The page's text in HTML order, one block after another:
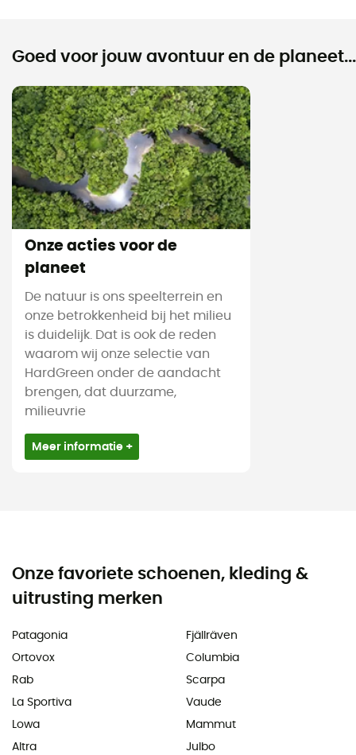
Goed voor jouw avontuur en de planeet...
Onze acties voor de
planeet
De natuur is ons speelterrein en
onze betrokkenheid bij het milieu
is duidelijk. Dat is ook de reden
waarom wij onze selectie van
HardGreen onder de aandacht
brengen, dat duurzame,
milieuvrie
Meer informatie +
Onze favoriete schoenen, kleding &
uitrusting merken
Patagonia
Ortovox
Rab
La Sportiva
Lowa
Altra
Fjällräven
Columbia
Scarpa
Vaude
Mammut
Julbo